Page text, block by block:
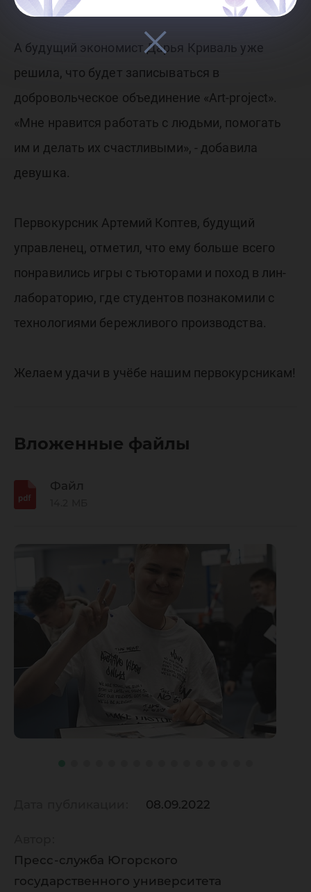
А будущий экономист Дарья Криваль уже
решила, что будет записываться в
добровольческое объединение «Art-project».
«Мне нравится работать с людьми, помогать
им и делать их счастливыми», - добавила
девушка.
Первокурсник Артемий Коптев, будущий
управленец, отметил, что ему больше всего
понравились игры с тьюторами и поход в лин-
лабораторию, где студентов познакомили с
технологиями бережливого производства.
Желаем удачи в учёбе нашим первокурсникам!
Вложенные файлы
Файл
08.09.2022
Пресс-служба Югорского
государственного университета